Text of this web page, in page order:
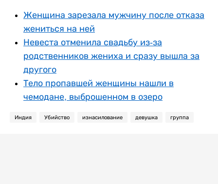
Женщина зарезала мужчину после отказа
жениться на ней
Невеста отменила свадьбу из-за
родственников жениха и сразу вышла за
другого
Тело пропавшей женщины нашли в
чемодане, выброшенном в озеро
Индия Убийство изнасилование девушка группа